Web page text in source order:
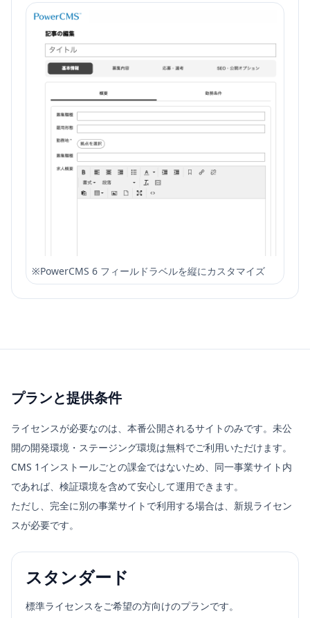
※PowerCMS 6 フィールドラベルを縦にカスタマイズ
プランと提供条件
ライセンスが必要なのは、本番公開されるサイトのみです。未公
開の開発環境・ステージング環境は無料でご利用いただけます。
CMS 1インストールごとの課金ではないため、同一事業サイト内
であれば、検証環境を含めて安心して運用できます。
ただし、完全に別の事業サイトで利用する場合は、新規ライセン
スが必要です。
スタンダード
標準ライセンスをご希望の方向けのプランです。